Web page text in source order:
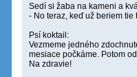
Sedí si žaba na kameni a
- No teraz, keď už beriem
Psí koktail:
Vezmeme jedného
mesiace počkáme. Potom
Na zdravie!